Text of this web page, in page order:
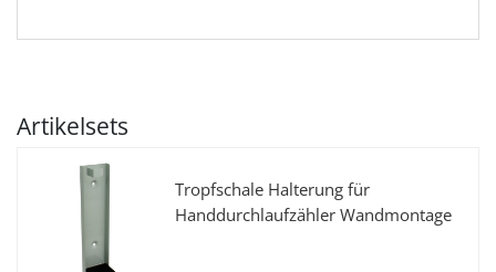
Artikelsets
Tropfschale Halterung für
Handdurchlaufzähler Wandmontage